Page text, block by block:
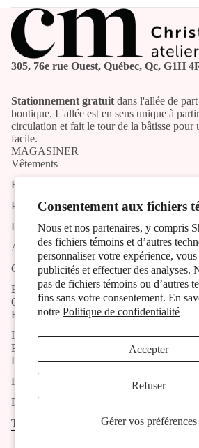
Consentement aux fichiers
Nous et nos partenaires, y compris
des fichiers témoins et d’autres
personnaliser votre expérience,
publicités et effectuer des analyses.
pas de fichiers témoins ou d’autres
fins sans votre consentement. En
notrePolitique de confidentialité
Gérer vos préférences
Accepter
Refuser
305, 76e rue Ouest, Québec, Qc, G1H
Stationnement gratuit dans l'allée de
boutique. L'allée est en sens unique à
circulation et fait le tour de la bâtisse pour
facile.
MAGASINER
Vêtements
Bijoux
Produits artisans
Liste des artistes et artisans
Activités
Contact
Blog
OUTILS
Recherche
Inscription à l'infolettre
POLITIQUES
Politique de livraison
Politique de retour et remboursement
Politique de confidentialité
Termes et conditions